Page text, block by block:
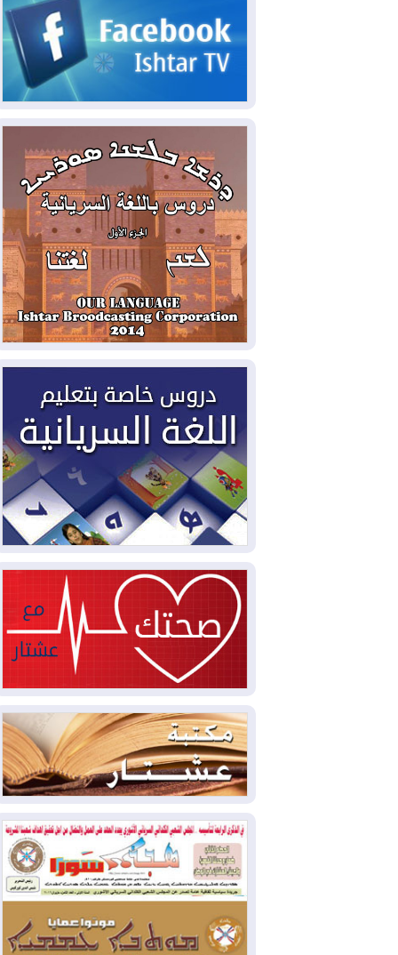
2026-08-04سومو: إنتاج النفط في إقليم
كوردستان انخفض إلى أقل من 10%
2026-08-04ملفات حقبة الكاظمي تعود إلى
الواجهة.. أنباء عن مراجعات قضائية
وتحقيقات أوسع في قضايا فساد
2026-08-04بيترو يشكو تزوير الانتخابات
الرئاسية ويحذر من "حرب أهلية" في
كولومبيا
2026-08-03رئيس إقليم كوردستان في
دمشق في زيارة رسمية
2026-08-03العراق يؤكد مجدداً التزامه
بمنع الهجمات على الدول المجاورة
العجز والاقتراض يطوقان
المالية العراقية.. اقتراض يتجاوز 3 تريليونات
دينار!
2026-08-03كوبا تغرق في الظلام مجددا
وانهيار الشبكة الكهربائية
2026-08-03
أوامر بإجلاء 60 ألف شخص
بسبب الحرائق في ولاية واشنطن
2026-08-02مشروع "حسابي" يُمهل
الموظفين حتى نهاية أغسطس لاستلام
بطاقاتهم المصرفية
2026-08-02
دمشق وعمّان تحذران بغداد:
أي هجوم من أراضي العراق سيواجه برد
2026-08-02ترامب: الولايات المتحدة
وإسرائيل تعلقان شن ضربات على إيران
2026-08-01تقرير: الولايات المتحدة تسحب
منظومة باتريوت الدفاعية من أربيل
2026-08-01
النفط: اتفاقية ثلاثية لاستئناف
التصدير عبر جيهان بطاقة 750 ألف برميل
يومياً
2026-08-01
"في أقرب وقت ممكن".. إدارة
ترامب تخطط لشن ضربات جديدة على إيران